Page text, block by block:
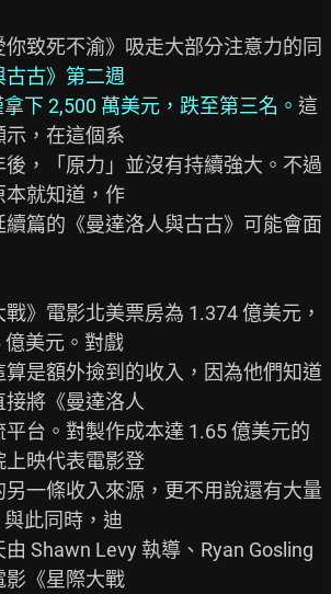
致死不渝》吸走大部分注意力的同
古古》第二週
下 2,500 萬美元，跌至第三名。 這
，在這個系
，「原力」並沒有持續強大。不過
本就知道，作
續篇的《曼達洛人與古古》可能會面
》電影北美票房為 1.374 億美元，
億美元。對戲
算是額外撿到的收入，因為他們知道
將《曼達洛人
台。對製作成本達 1.65 億美元的
映代表電影登
另一條收入來源，更不用說還有大量
此同時，迪
Shawn Levy 執導、Ryan Gosling
影《星際大戰